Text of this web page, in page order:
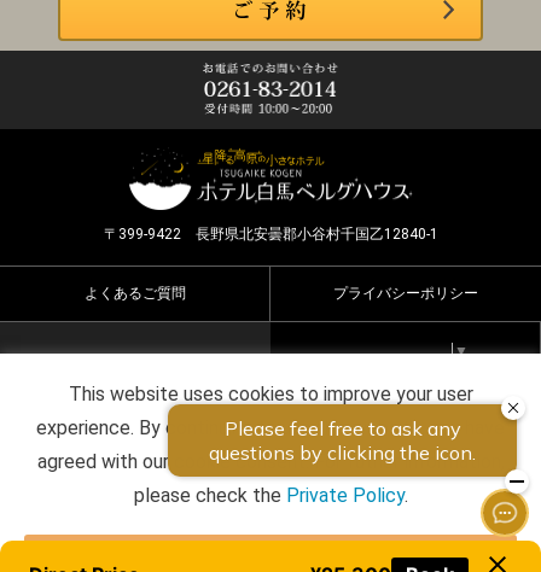
〒399-9422 長野県北安曇郡小谷村千国乙12840-1
よくあるご質問 プライバシーポリシー
Select Language ▼
Copyright ©2026 HOTEL HAKUBA BERGHAUS all rights
reserved.
This website uses cookies to improve your user
experience. By continuing to use this website, you have
agreed with our cookie consent. For futher information,
please check the Private Policy.